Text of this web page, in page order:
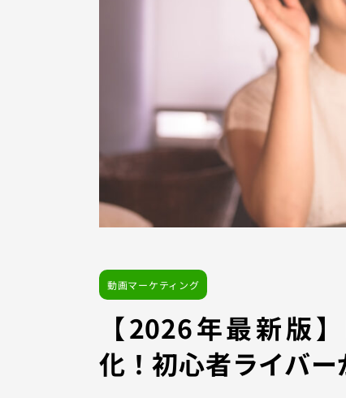
動画マーケティング
【2026年最新版
化！初心者ライバ